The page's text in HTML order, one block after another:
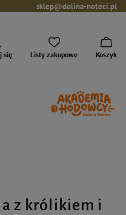
sklep@dolina-noteci.pl
się Listy zakupowe Koszyk
z królikiem i